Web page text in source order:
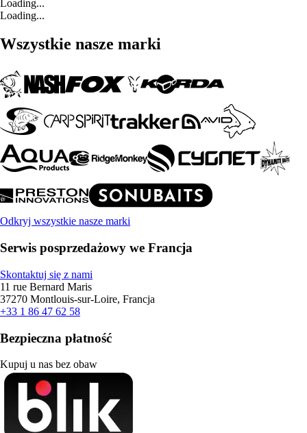
Loading...
Loading...
Wszystkie nasze marki
Odkryj wszystkie nasze marki
Serwis posprzedażowy we Francja
Skontaktuj się z nami
11 rue Bernard Maris
37270 Montlouis-sur-Loire, Francja
+33 1 86 47 62 58
Bezpieczna płatność
Kupuj u nas bez obaw